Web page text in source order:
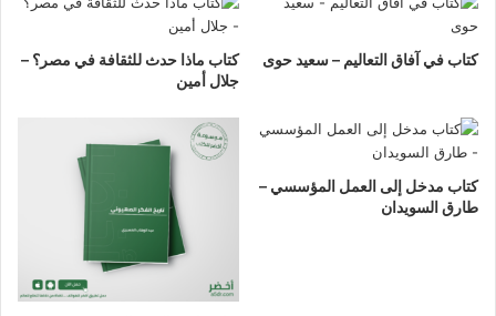
كتاب في آفاق التعاليم – سعيد حوى
كتاب ماذا حدث للثقافة في مصر؟ –
جلال أمين
كتاب مدخل إلى العمل المؤسسي –
طارق السويدان